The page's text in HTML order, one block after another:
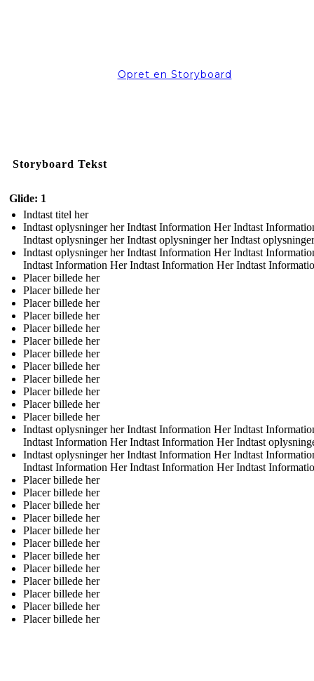
Opret en Storyboard
Storyboard Tekst
Glide: 1
Indtast titel her
Indtast oplysninger her Indtast Information Her Indtast
Indtast oplysninger her Indtast oplysninger her Indtast
Indtast oplysninger her Indtast Information Her Indtast
Indtast Information Her Indtast Information Her Indtast
Placer billede her
Placer billede her
Placer billede her
Placer billede her
Placer billede her
Placer billede her
Placer billede her
Placer billede her
Placer billede her
Placer billede her
Placer billede her
Placer billede her
Indtast oplysninger her Indtast Information Her Indtast
Indtast Information Her Indtast Information Her Indtast
Indtast oplysninger her Indtast Information Her Indtast
Indtast Information Her Indtast Information Her Indtast
Placer billede her
Placer billede her
Placer billede her
Placer billede her
Placer billede her
Placer billede her
Placer billede her
Placer billede her
Placer billede her
Placer billede her
Placer billede her
Placer billede her